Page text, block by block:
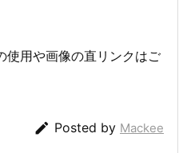
使用や画像の直リンクはご
 Posted by Mackee